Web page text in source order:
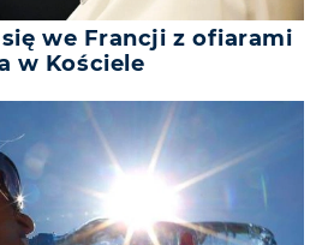
we Francji z ofiarami
w Kościele